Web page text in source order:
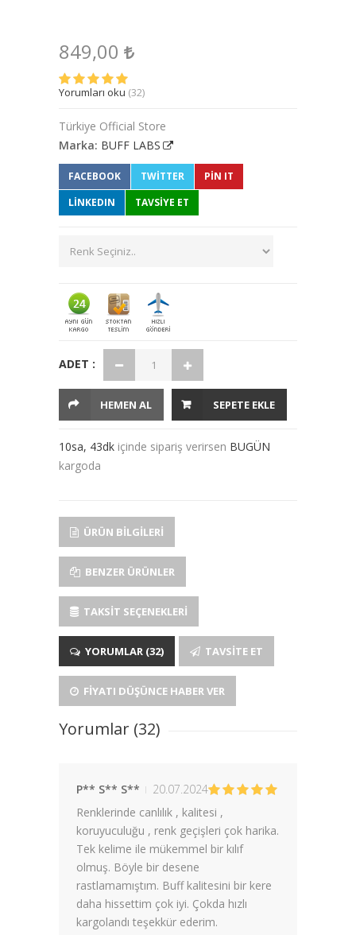
849,00
Yorumları oku (32)
Türkiye Official Store
Marka: BUFF LABS
FACEBOOK TWITTER
PIN IT
LINKEDIN
TAVSİYE ET
ADET :
HEMEN AL SEPETE EKLE
10sa, 43dk içinde sipariş verirsen BUGÜN
kargoda
ÜRÜN BILGILERI
BENZER ÜRÜNLER
TAKSIT SEÇENEKLERI
YORUMLAR (32) TAVSITE ET
FIYATI DÜŞÜNCE HABER VER
Yorumlar (32)
P** S** S**
20.07.2024
Renklerinde canlılık , kalitesi ,
koruyuculuğu , renk geçişleri çok harika.
Tek kelime ile mükemmel bir kılıf
olmuş. Böyle bir desene
rastlamamıştım. Buff kalitesini bir kere
daha hissettim çok iyi. Çokda hızlı
kargolandı teşekkür ederim.